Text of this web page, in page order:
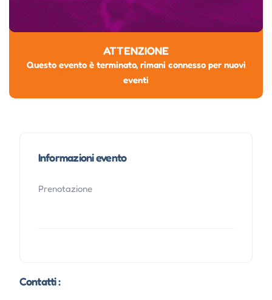
ATTENZIONE
Questo evento è terminato, rimani connesso per nuovi
eventi
Informazioni evento
Prenotazione
Contatti :